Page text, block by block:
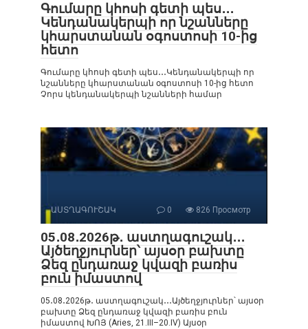
Գումարը կհոսի գետի պես․․․
Կենդանակերպի որ նշանները
կհարստանան օգոստոսի 10-ից
հետո
Գումարը կհոսի գետի պես․․․Կենդանակերպի որ
նշանները կհարստանան օգոստոսի 10-ից հետո
Չորս կենդանակերպի նշանների համար
ԱՍՏՂԱԳՈՒՇԱԿ 0 826 Просмотр
05․08․2026թ․ աստղագուշակ․․․
Այծեղջյուրներ՝ այսօր բախտը
Ձեզ ընդառաջ կվազի բառիս
բուն իմաստով
05․08․2026թ․ աստղագուշակ․․․Այծեղջյուրներ՝ այսօր
բախտը Ձեզ ընդառաջ կվազի բառիս բուն
իմաստով ԽՈՅ (Aries, 21.III–20.IV) Այսօր